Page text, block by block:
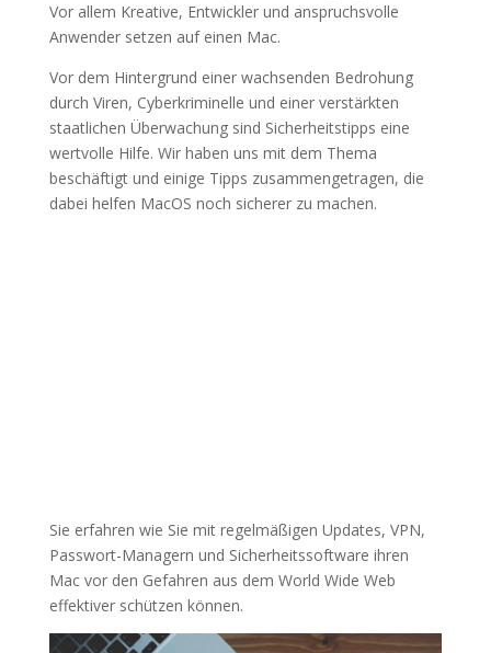
Vor allem Kreative, Entwickler und anspruchsvolle
Anwender setzen auf einen Mac.
Vor dem Hintergrund einer wachsenden Bedrohung
durch Viren, Cyberkriminelle und einer verstärkten
staatlichen Überwachung sind Sicherheitstipps eine
wertvolle Hilfe. Wir haben uns mit dem Thema
beschäftigt und einige Tipps zusammengetragen, die
dabei helfen MacOS noch sicherer zu machen.
Sie erfahren wie Sie mit regelmäßigen Updates, VPN,
Passwort-Managern und Sicherheitssoftware ihren
Mac vor den Gefahren aus dem World Wide Web
effektiver schützen können.